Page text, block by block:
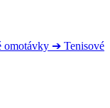
omotávky ➔ Tenisové